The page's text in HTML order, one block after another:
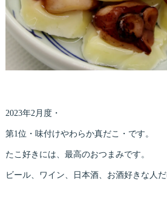
2023年2月度・
第1位・味付けやわらか真だこ・です。
たこ好きには、最高のおつまみです。
ビール、ワイン、日本酒、お酒好きな人だ